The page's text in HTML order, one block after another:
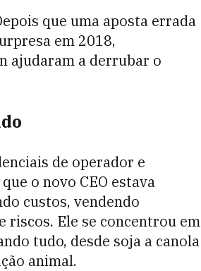
que uma aposta errada
em 2018,
ajudaram a derrubar o
de operador e
o novo CEO estava
custos, vendendo
riscos. Ele se concentrou em
tudo, desde soja a canola
animal.